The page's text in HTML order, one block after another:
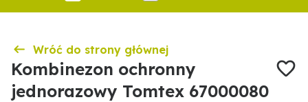
Wróć do strony głównej
Kombinezon ochronny
jednorazowy Tomtex 67000080